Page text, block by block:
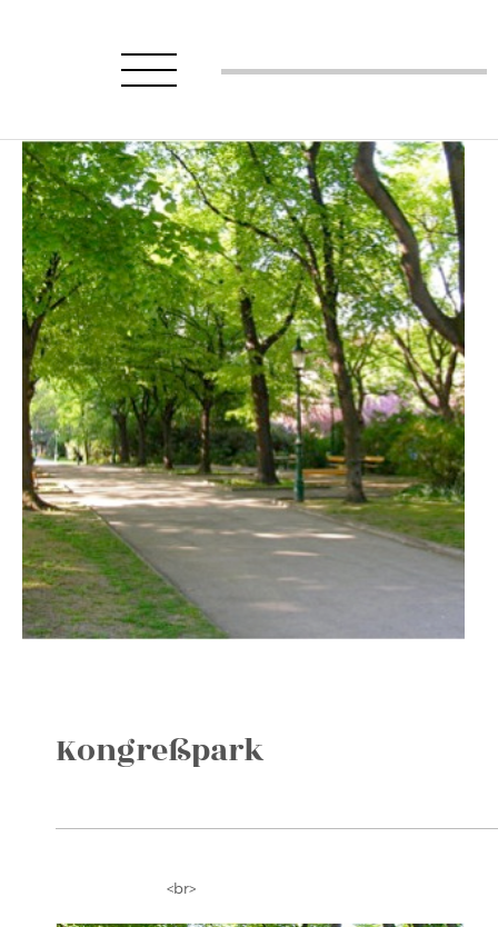
Kongreßpark
<br>